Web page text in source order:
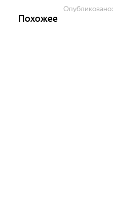
Опубликовано:
Похожее